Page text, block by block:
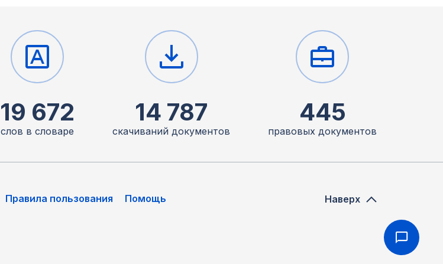
19 672
слов в словаре
14 787
скачиваний документов
445
правовых документов
Наверх
Правила пользования Помощь